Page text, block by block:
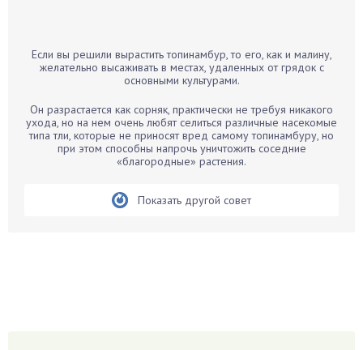
Бархатцы
Белые грибы
Бирючина
Бобовые
Если вы решили вырастить топинамбур, то его, как и малину,
желательно высаживать в местах, удаленных от грядок с
основными культурами.
Он разрастается как сорняк, практически не требуя никакого
ухода, но на нем очень любят селиться различные насекомые
типа тли, которые не приносят вред самому топинамбуру, но
при этом способны напрочь уничтожить соседние
«благородные» растения.
Показать другой совет